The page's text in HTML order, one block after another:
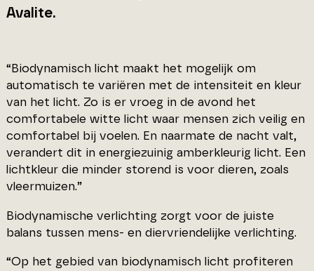
Avalite.
“Biodynamisch licht maakt het mogelijk om
automatisch te variëren met de intensiteit en kleur
van het licht. Zo is er vroeg in de avond het
comfortabele witte licht waar mensen zich veilig en
comfortabel bij voelen. En naarmate de nacht valt,
verandert dit in energiezuinig amberkleurig licht. Een
lichtkleur die minder storend is voor dieren, zoals
vleermuizen.”
Biodynamische verlichting zorgt voor de juiste
balans tussen mens- en diervriendelijke verlichting.
“Op het gebied van biodynamisch licht profiteren